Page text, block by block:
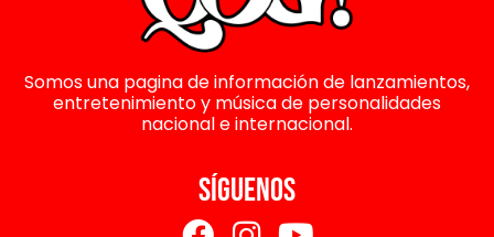
Somos una pagina de información de lanzamientos,
entretenimiento y música de personalidades
nacional e internacional.
SÍGUENOS